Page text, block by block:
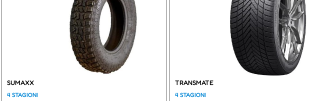
SUMAXX
4 STAGIONI
TRANSMATE
4 STAGIONI